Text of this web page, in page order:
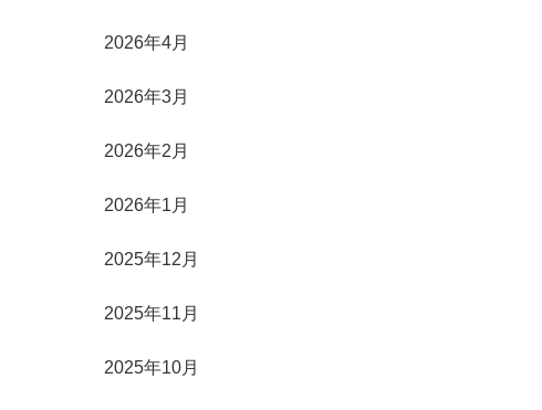
2026年4月
2026年3月
2026年2月
2026年1月
2025年12月
2025年11月
2025年10月